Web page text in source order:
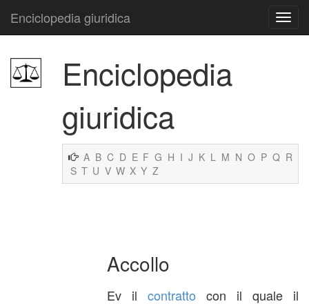
Enciclopedia giuridica
Enciclopedia
giuridica
A B C D E F G H I J K L M N O P Q R
S T U V W X Y Z
Accollo
Ev il contratto con il quale il